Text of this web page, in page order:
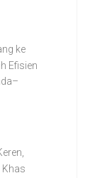
ke
Efisien
Khas